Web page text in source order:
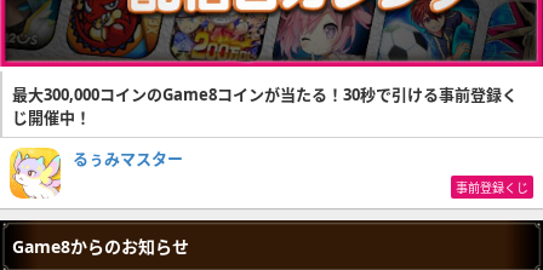
最大300,000コインのGame8コインが当たる！30秒で引ける事前登録く
じ開催中！
るぅみマスター
事前登録くじ
Game8からのお知らせ